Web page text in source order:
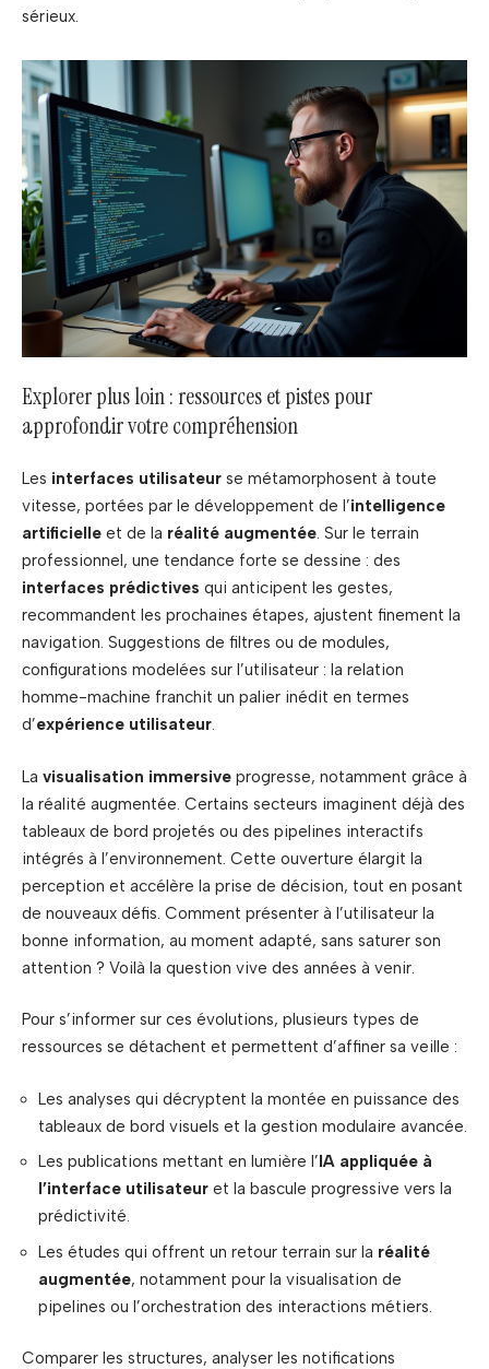
sérieux.
Explorer plus loin : ressources et pistes pour
approfondir votre compréhension
Les interfaces utilisateur se métamorphosent à toute
vitesse, portées par le développement de l’intelligence
artificielle et de la réalité augmentée. Sur le terrain
professionnel, une tendance forte se dessine : des
interfaces prédictives qui anticipent les gestes,
recommandent les prochaines étapes, ajustent finement la
navigation. Suggestions de filtres ou de modules,
configurations modelées sur l’utilisateur : la relation
homme-machine franchit un palier inédit en termes
d’expérience utilisateur.
La visualisation immersive progresse, notamment grâce à
la réalité augmentée. Certains secteurs imaginent déjà des
tableaux de bord projetés ou des pipelines interactifs
intégrés à l’environnement. Cette ouverture élargit la
perception et accélère la prise de décision, tout en posant
de nouveaux défis. Comment présenter à l’utilisateur la
bonne information, au moment adapté, sans saturer son
attention ? Voilà la question vive des années à venir.
Pour s’informer sur ces évolutions, plusieurs types de
ressources se détachent et permettent d’affiner sa veille :
Les analyses qui décryptent la montée en puissance des
tableaux de bord visuels et la gestion modulaire avancée.
Les publications mettant en lumière l’IA appliquée à
l’interface utilisateur et la bascule progressive vers la
prédictivité.
Les études qui offrent un retour terrain sur la réalité
augmentée, notamment pour la visualisation de
pipelines ou l’orchestration des interactions métiers.
Comparer les structures, analyser les notifications